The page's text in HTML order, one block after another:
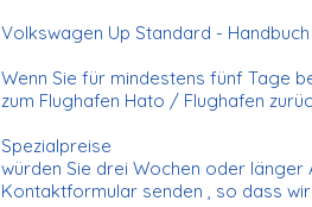
Volkswagen Up Standard - Handbuch
Wenn Sie für mindestens fünf Tage
zum Flughafen Hato / Flughafen
Spezialpreise
würden Sie drei Wochen oder
Kontaktformular senden , so dass